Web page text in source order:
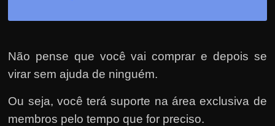
Não pense que você vai comprar e depois se
virar sem ajuda de ninguém.
Ou seja, você terá suporte na área exclusiva de
membros pelo tempo que for preciso.